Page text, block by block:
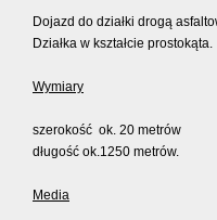
Dojazd do działki drogą
Działka w kształcie prostokąta.
Wymiary
szerokość ok. 20 metrów
długość ok.1250 metrów.
Media